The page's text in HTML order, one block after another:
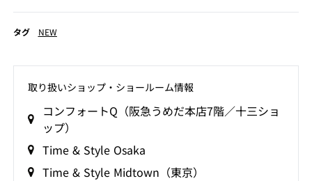
タグ NEW
取り扱いショップ‧ショールーム情報
コンフォートQ（阪急うめだ本店7階／十三ショ
ップ）
Time & Style Osaka
Time & Style Midtown（東京）